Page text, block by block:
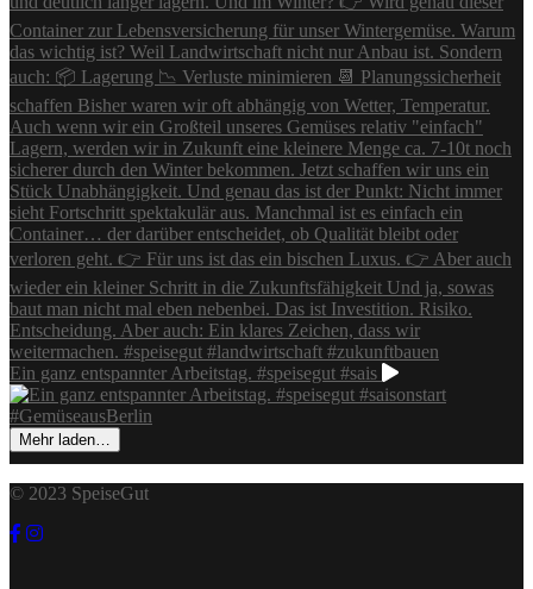
Ein ganz entspannter Arbeitstag. #speisegut #sais
Mehr laden…
© 2023 SpeiseGut